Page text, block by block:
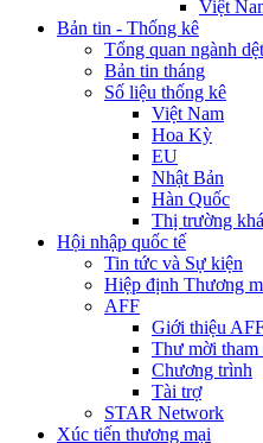
Việt
Bản tin - Thống kê
Tổng quan ngành
Bản tin tháng
Số liệu thống kê
Việt Nam
Hoa Kỳ
EU
Nhật Bản
Hàn Quốc
Thị trường
Hội nhập quốc tế
Tin tức và Sự kiện
Hiệp định Thương
AFF
Giới thiệu
Thư mời tham
Chương trình
Tài trợ
STAR Network
Xúc tiến thương mại